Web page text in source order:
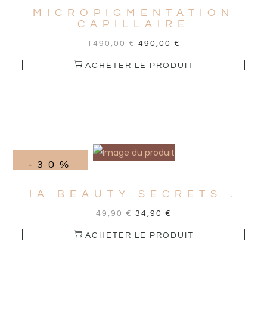
MICROPIGMENTATION
CAPILLAIRE
1490,00 € 490,00 €
ACHETER LE PRODUIT
-30%
IA BEAUTY SECRETS .
49,90 € 34,90 €
ACHETER LE PRODUIT